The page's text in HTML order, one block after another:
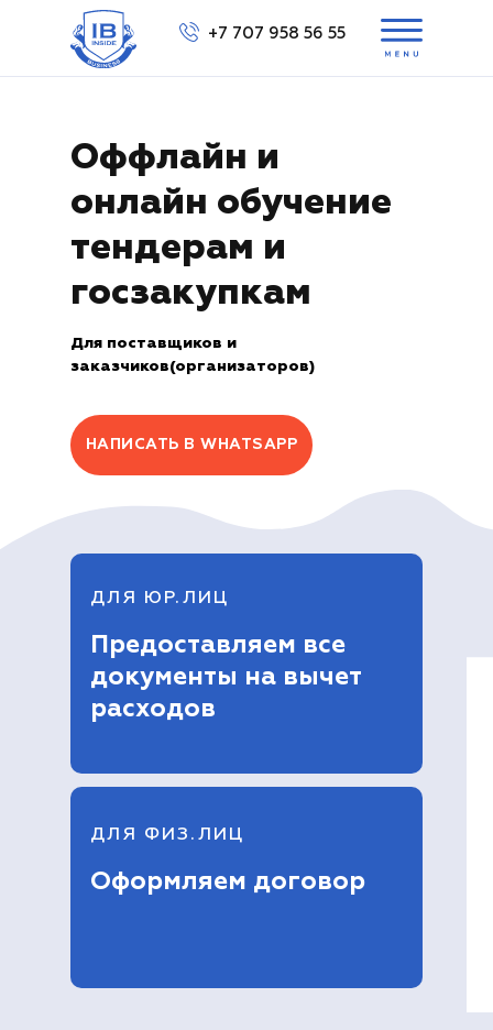
+7 707 958 56 55
Оффлайн и
онлайн обучение
тендерам и
госзакупкам
Для поставщиков и
заказчиков(организаторов)
НАПИСАТЬ В WHATSAPP
ДЛЯ ФИЗ.ЛИЦ
ДЛЯ ЮР.ЛИЦ
Оформляем договор
Предоставляем все
документы на вычет
расходов